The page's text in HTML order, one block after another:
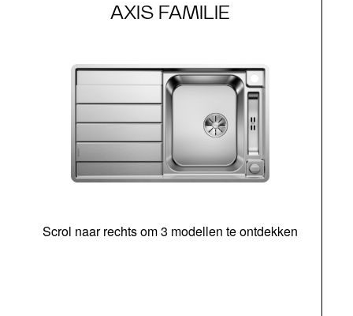
AXIS FAMILIE
Scrol naar rechts om 3 modellen te ontdekken